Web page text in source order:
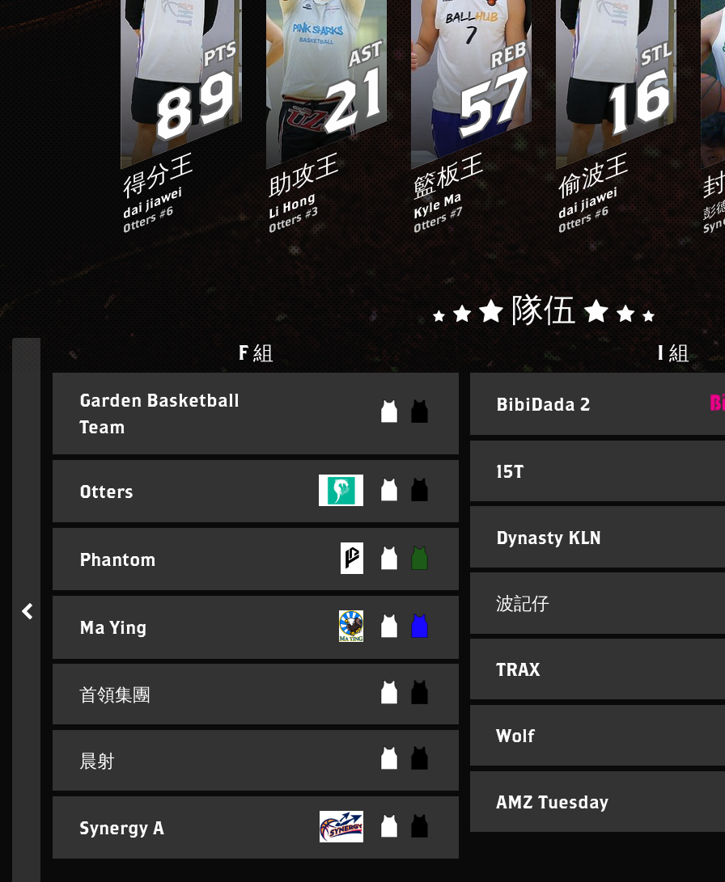
得分王
dai jiawei
Otters #6
PTS
89
助攻王
Li Hong
Otters #3
AST
21
籃板王
Kyle Ma
Otters #7
REB
57
偷波王
dai jiawei
Otters #6
STL
16
彭
隊伍
F 組
Garden Basketball
Team
Otters
Phantom
Ma Ying
首領集團
晨射
Synergy A
I 組
BibiDada 2
15T
Dynasty KLN
波記仔
TRAX
Wolf
AMZ Tuesday